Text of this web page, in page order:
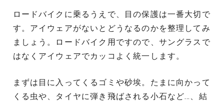
ロードバイクに乗るうえで、目の保護は一番大切で
す。アイウェアがないとどうなるのかを整理してみ
ましょう。ロードバイク用ですので、サングラスで
はなくアイウェアでカッコよく統一します。
まずは目に入ってくるゴミや砂埃。たまに向かって
くる虫や、タイヤに弾き飛ばされる小石など…、結